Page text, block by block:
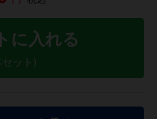
に入れる
ット)